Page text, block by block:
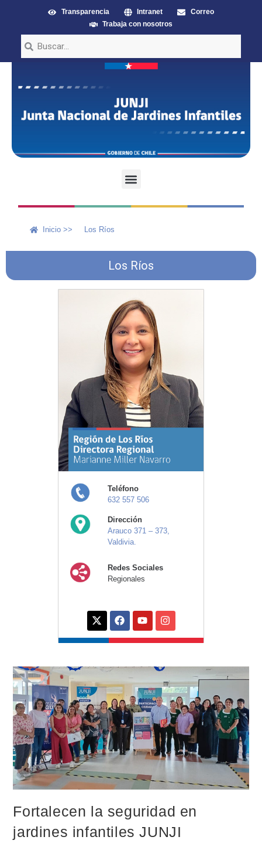
Transparencia Intranet
Correo
Trabaja con nosotros
Inicio >> Los Ríos
Los Ríos
Teléfono
632 557 506
Dirección
Arauco 371 – 373,
Valdivia.
Redes Sociales
Regionales
Fortalecen la seguridad en
jardines infantiles JUNJI